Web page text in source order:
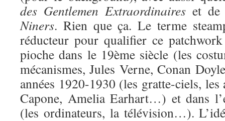
des Gentlemen Extraordinaireset
Niners. Rien que ça. Le terme
réducteur pour qualifier ce
pioche dans le 19ème siècle (les
mécanismes, Jules Verne, Conan
années 1920-1930 (les gratte-ciels,
Capone, Amelia Earhart…) et dans
(les ordinateurs, la télévision…).